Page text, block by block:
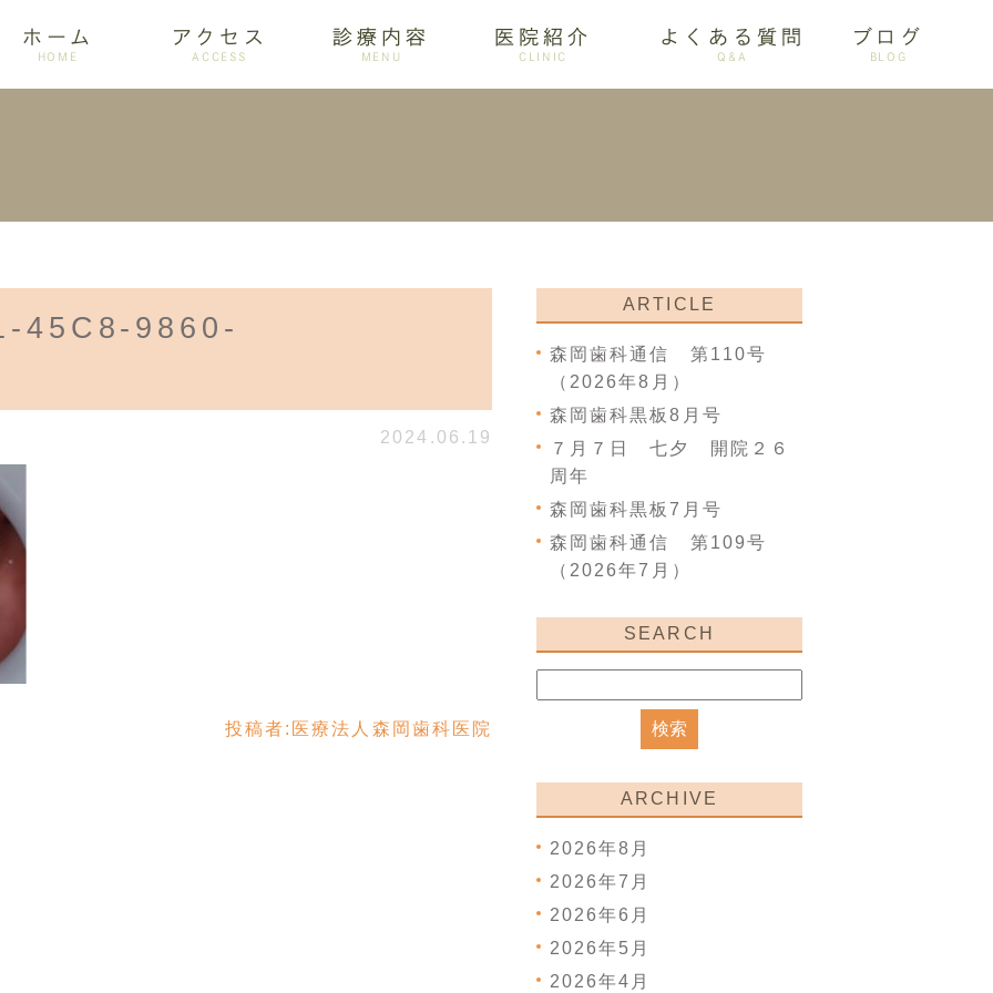
ホーム
HOME
アクセス
ACCESS
診療内容
MENU
訪問歯科 歯周病 ホワイトニング 審美歯科
医院紹介
CLINIC
設備紹介 アクセス
よくある質問
Q&A
ブログ
BLOG
グ
45C8-9860-
2024.06.19
投稿者: 医療法人森岡歯科医院
ARTICLE
森岡歯科通信 第110号
（2026年8月）
森岡歯科黒板8月号
７月７日 七夕 開院２６
周年
森岡歯科黒板7月号
森岡歯科通信 第109号
（2026年7月）
SEARCH
ARCHIVE
2026年8月
2026年7月
2026年6月
2026年5月
2026年4月